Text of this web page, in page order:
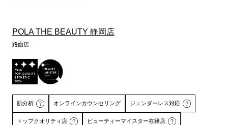
POLA THE BEAUTY 静岡店
路面店
肌分析 オンラインカウンセリング ジェンダーレス対応
トップクオリティ店 ビューティーマイスター在籍店